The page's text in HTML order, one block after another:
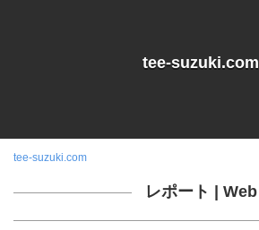
tee-suzuki.com
tee-suzuki.com
レポート Web